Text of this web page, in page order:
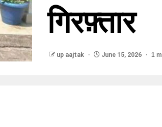
गिरफ़्तार
up aajtak June 15, 2026 1